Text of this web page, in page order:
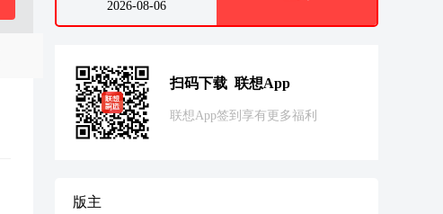
2026-08-06
扫码下载 联想App
联想App签到享有更多福利
版主